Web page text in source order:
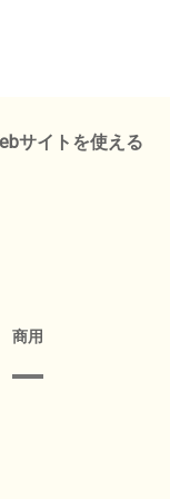
サイトを使える
商用